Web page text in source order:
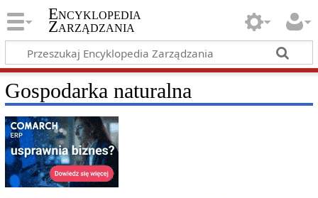
Encyklopedia
Zarządzania
Gospodarka naturalna